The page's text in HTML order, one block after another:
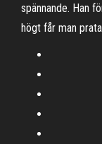
spännande. Han
högt får man